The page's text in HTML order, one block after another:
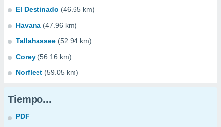
El Destinado (46.65 km)
Havana (47.96 km)
Tallahassee (52.94 km)
Corey (56.16 km)
Norfleet (59.05 km)
Tiempo...
PDF